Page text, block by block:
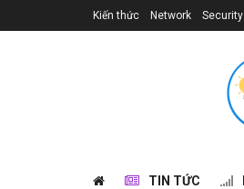
Kiến thức Network Security
TIN TỨC